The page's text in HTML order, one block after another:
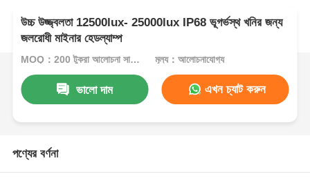
উচ্চ উজ্জ্বলতা 12500lux- 25000lux IP68 ভূগর্ভস্থ খনির জন্য
জলরোধী মাইনার হেডল্যাম্প
MOQ：200 টুকরা আলোচনা সাপেক্ষে মূল্য：আলোচনাযোগ্য
ভালো দাম এখন চ্যাট করুন
পণ্যের বর্ণনা